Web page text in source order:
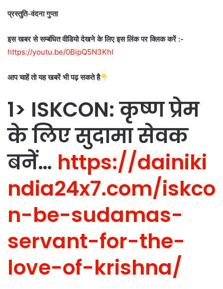
प्रस्तुति-वंदना गुप्ता
इस खबर से सम्बंधित वीडियो देखने के लिए इस लिंक पर क्लिक करें :-
https://youtu.be/0BipQ5N3KhI
आप चाहें तो यह खबरें भी पढ़ सकते है
1> ISKCON: कृष्ण प्रेम
के लिए सुदामा सेवक
बनें… https://dainiki
ndia24x7.com/iskco
n-be-sudamas-
servant-for-the-
love-of-krishna/